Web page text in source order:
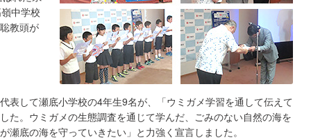
社会貢献活動
サステナビリティ発行物ダウンロード
中学校
教頭が
表して瀬底小学校の4年生9名が、「ウミガメ学習を通して伝えて
た。ウミガメの生態調査を通じて学んだ、ごみのない自然の海を
瀬底の海を守っていきたい」と力強く宣言しました。